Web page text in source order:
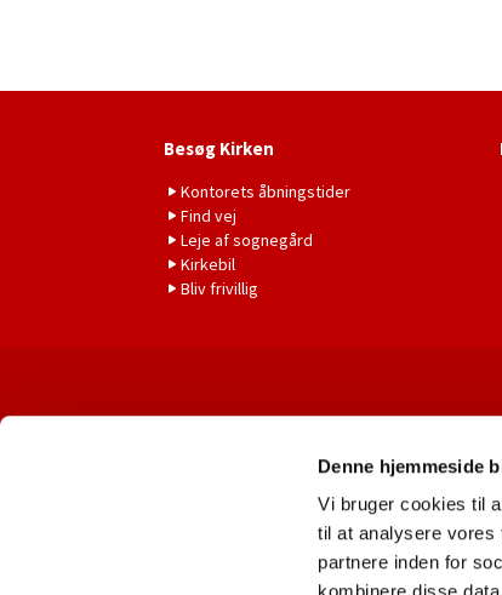
Denne hjemmeside
Vi bruger cookies til
til at analysere vores
partnere inden for
Besøg Kirken
Kontorets åbningstider
Find vej
Leje af sognegård
Kirkebil
Bliv frivillig